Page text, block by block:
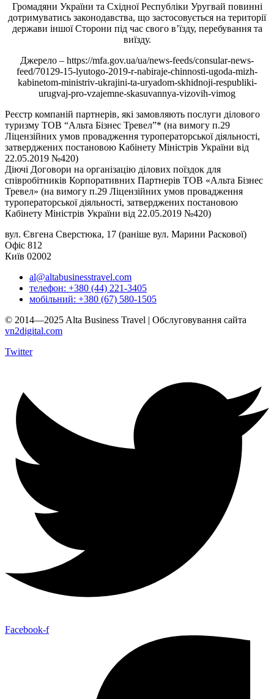
Громадяни України та Східної Республіки Уругвай повинні
дотримуватись законодавства, що застосовується на території
держави іншої Сторони під час свого в’їзду, перебування та
виїзду.
Джерело – https://mfa.gov.ua/ua/news-feeds/consular-news-
feed/70129-15-lyutogo-2019-r-nabiraje-chinnosti-ugoda-mizh-
kabinetom-ministriv-ukrajini-ta-uryadom-skhidnoji-respubliki-
urugvaj-pro-vzajemne-skasuvannya-vizovih-vimog
Реєстр компаній партнерів, які замовляють послуги ділового
туризму ТОВ “Альта Бізнес Тревел”* (на вимогу п.29
Ліцензійних умов провадження туроператорської діяльності,
затверджених постановою Кабінету Міністрів України від
22.05.2019 №420)
Діючі Договори на організацію ділових поїздок для
співробітників Корпоративних Партнерів ТОВ «Альта Бізнес
Тревел» (на вимогу п.29 Ліцензійних умов провадження
туроператорської діяльності, затверджених постановою
Кабінету Міністрів України від 22.05.2019 №420)
вул. Євгена Сверстюка, 17 (раніше вул. Марини Раскової)
Офіс 812
Київ 02002
al@altabusinesstravel.com
телефон: +380 (44) 221-3405
мобільний: +380 (67) 580-1505
© 2014—2025 Alta Business Travel | Обслуговування сайта
vn2digital.com
Twitter
Facebook-f